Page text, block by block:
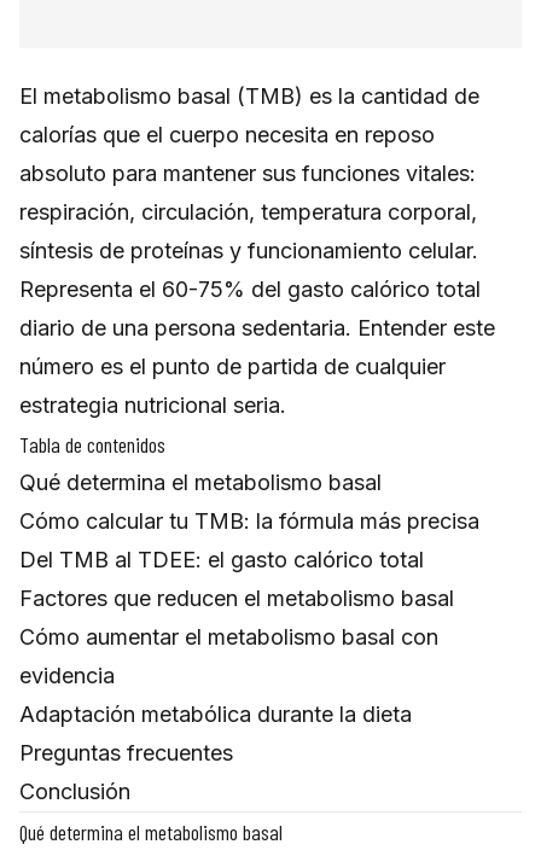
El metabolismo basal (TMB) es la cantidad de
calorías que el cuerpo necesita en reposo
absoluto para mantener sus funciones vitales:
respiración, circulación, temperatura corporal,
síntesis de proteínas y funcionamiento celular.
Representa el 60-75% del gasto calórico total
diario de una persona sedentaria. Entender este
número es el punto de partida de cualquier
estrategia nutricional seria.
Tabla de contenidos
Qué determina el metabolismo basal
Cómo calcular tu TMB: la fórmula más precisa
Del TMB al TDEE: el gasto calórico total
Factores que reducen el metabolismo basal
Cómo aumentar el metabolismo basal con
evidencia
Adaptación metabólica durante la dieta
Preguntas frecuentes
Conclusión
Qué determina el metabolismo basal